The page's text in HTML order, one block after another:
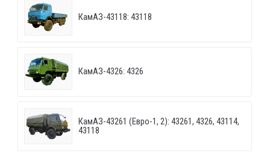
КамАЗ-43118: 43118
КамАЗ-4326: 4326
КамАЗ-43261 (Евро-1, 2): 43261, 4326, 43114,
43118